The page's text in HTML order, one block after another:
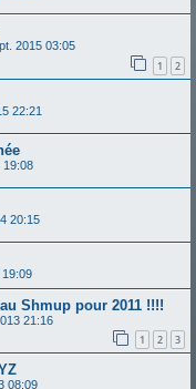
2015 03:05
1 2
22:21
19:08
20:15
19:09
Shmup pour 2011 !!!!
21:16
1 2 3
08:09